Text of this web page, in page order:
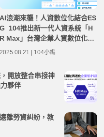
AI浪潮來襲！人資數位化結合ES
G 104推出新一代人資系統「H
R Max」台灣企業人資數位化已
達7成，善用人資模組高效省時5
2025.08.21 | 104小編
開放整合串接神
夥伴
離勞資糾紛，教